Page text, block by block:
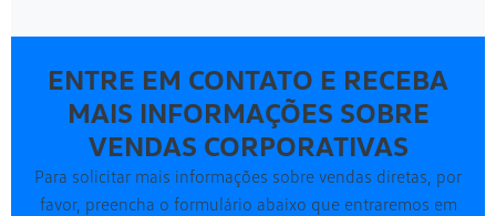
ENTRE EM CONTATO E RECEBA
MAIS INFORMAÇÕES SOBRE
VENDAS CORPORATIVAS
Para solicitar mais informações sobre vendas diretas, por
favor, preencha o formulário abaixo que entraremos em